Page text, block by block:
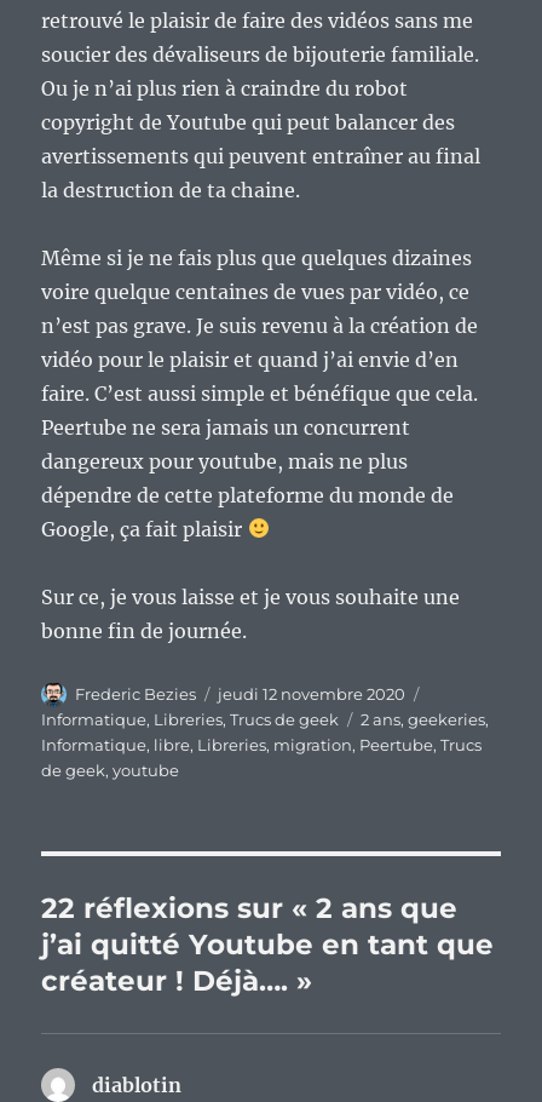
retrouvé le plaisir de faire des vidéos sans me
soucier des dévaliseurs de bijouterie familiale.
Ou je n’ai plus rien à craindre du robot
copyright de Youtube qui peut balancer des
avertissements qui peuvent entraîner au final
la destruction de ta chaine.
Même si je ne fais plus que quelques dizaines
voire quelque centaines de vues par vidéo, ce
n’est pas grave. Je suis revenu à la création de
vidéo pour le plaisir et quand j’ai envie d’en
faire. C’est aussi simple et bénéfique que cela.
Peertube ne sera jamais un concurrent
dangereux pour youtube, mais ne plus
dépendre de cette plateforme du monde de
Google, ça fait plaisir
Sur ce, je vous laisse et je vous souhaite une
bonne fin de journée.
Auteur
Frederic Bezies
Publié
le
jeudi 12 novembre 2020
Informatique, Libreries,Trucs de geek Étiquettes
2 ans,geekeries,
Informatique, libre, Libreries, migration, Peertube,Trucs
de geek,youtube
22 réflexions sur « 2 ans que
j’ai quitté Youtube en tant que
créateur ! Déjà…. »
diablotin